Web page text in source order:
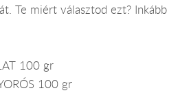
Te miért választod ezt? Inkább
100 gr
100 gr